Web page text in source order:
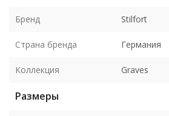
Бренд Stilfort
Страна бренда Германия
Коллекция Graves
Размеры